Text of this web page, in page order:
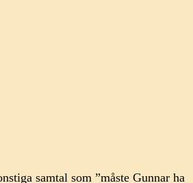
samtal som ”måste Gunnar ha